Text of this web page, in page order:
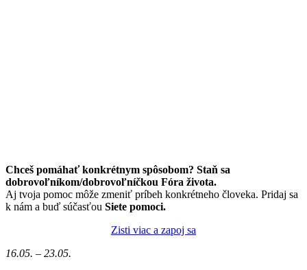
Chceš pomáhať konkrétnym spôsobom? Staň sa
dobrovoľníkom/dobrovoľníčkou Fóra života.
Aj tvoja pomoc môže zmeniť príbeh konkrétneho človeka. Pridaj sa
k nám a buď súčasťou Siete pomoci.
Zisti viac a zapoj sa
16.05. – 23.05.